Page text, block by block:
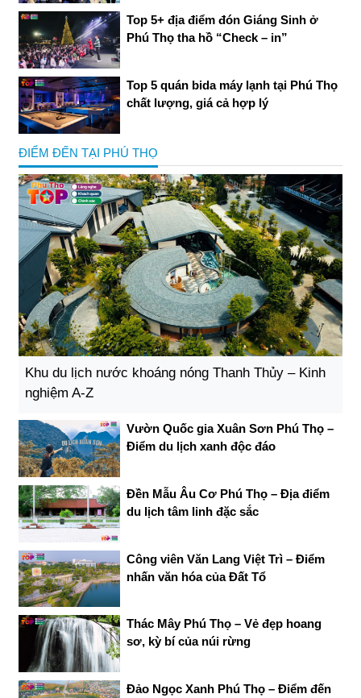
Top 5+ địa điểm đón Giáng Sinh ở
Phú Thọ tha hồ “Check – in”
Top 5 quán bida máy lạnh tại Phú Thọ
chất lượng, giá cả hợp lý
ĐIỂM ĐẾN TẠI PHÚ THỌ
Khu du lịch nước khoáng nóng Thanh Thủy – Kinh
nghiệm A-Z
Vườn Quốc gia Xuân Sơn Phú Thọ –
Điểm du lịch xanh độc đáo
Đền Mẫu Âu Cơ Phú Thọ – Địa điểm
du lịch tâm linh đặc sắc
Công viên Văn Lang Việt Trì – Điểm
nhấn văn hóa của Đất Tổ
Thác Mây Phú Thọ – Vẻ đẹp hoang
sơ, kỳ bí của núi rừng
Đảo Ngọc Xanh Phú Thọ – Điểm đến